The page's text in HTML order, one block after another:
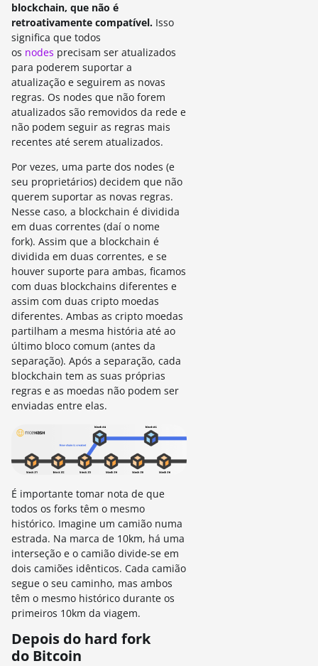
blockchain, que não é
retroativamente compatível. Isso
significa que todos
os nodes precisam ser atualizados
para poderem suportar a
atualização e seguirem as novas
regras. Os nodes que não forem
atualizados são removidos da rede e
não podem seguir as regras mais
recentes até serem atualizados.
Por vezes, uma parte dos nodes (e
seu proprietários) decidem que não
querem suportar as novas regras.
Nesse caso, a blockchain é dividida
em duas correntes (daí o nome
fork). Assim que a blockchain é
dividida em duas correntes, e se
houver suporte para ambas, ficamos
com duas blockchains diferentes e
assim com duas cripto moedas
diferentes. Ambas as cripto moedas
partilham a mesma história até ao
último bloco comum (antes da
separação). Após a separação, cada
blockchain tem as suas próprias
regras e as moedas não podem ser
enviadas entre elas.
É importante tomar nota de que
todos os forks têm o mesmo
histórico. Imagine um camião numa
estrada. Na marca de 10km, há uma
interseção e o camião divide-se em
dois camiões idênticos. Cada camião
segue o seu caminho, mas ambos
têm o mesmo histórico durante os
primeiros 10km da viagem.
Depois do hard fork
do Bitcoin